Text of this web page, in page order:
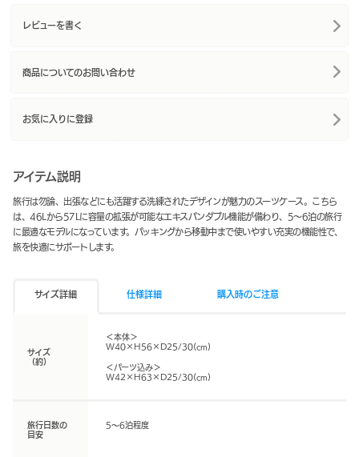
レビューを書く
商品についてのお問い合わせ
お気に入りに登録
アイテム説明
旅行は勿論、出張などにも活躍する洗練されたデザインが魅力のスーツケース。こちら
は、46Lから57Lに容量の拡張が可能なエキスパンダブル機能が備わり、5～6泊の旅行
に最適なモデルになっています。パッキングから移動中まで使いやすい充実の機能性で、
旅を快適にサポートします。
サイズ詳細 仕様詳細 購入時のご注意
サイズ
（約）
＜本体＞
W40×H56×D25/30(cm)
＜パーツ込み＞
W42×H63×D25/30(cm)
旅行日数の
目安
5～6泊程度